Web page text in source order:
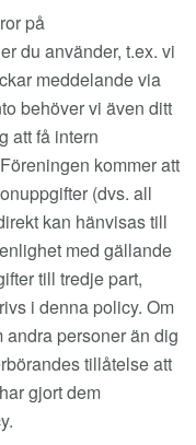
på
du använder, t.ex. vi
meddelande via
behöver vi även ditt
att få intern
kommer att
(dvs. all
kan hänvisas till
med gällande
till tredje part,
i denna policy. Om
personer än dig
tillåtelse att
gjort dem